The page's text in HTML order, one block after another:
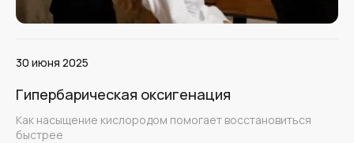
30 июня 2025
Гипербарическая оксигенация
Как насыщение кислородом помогает восстановиться
быстрее